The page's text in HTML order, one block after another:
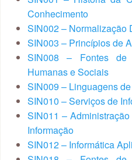
Conhecimento
SIN002 – Normalização
SIN003 – Princípios de
SIN008 – Fontes de
Humanas e Sociais
SIN009 – Linguagens
SIN010 – Serviços de
SIN011 –
Informação
SIN012 – Informática